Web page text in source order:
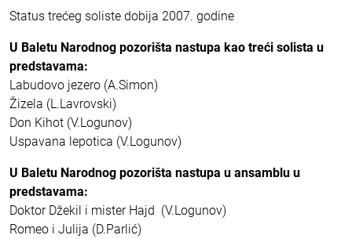
Status trećeg soliste dobija 2007. godine
U Baletu Narodnog pozorišta nastupa kao treći solista u
predstavama:
Labudovo jezero (A.Simon)
Žizela (L.Lavrovski)
Don Kihot (V.Logunov)
Uspavana lepotica (V.Logunov)
U Baletu Narodnog pozorišta nastupa u ansamblu u
predstavama:
Doktor Džekil i mister Hajd (V.Logunov)
Romeo i Julija (D.Parlić)